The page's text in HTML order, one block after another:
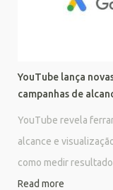
YouTube lança
campanhas de
YouTube revela
alcance e
como medir
Read more